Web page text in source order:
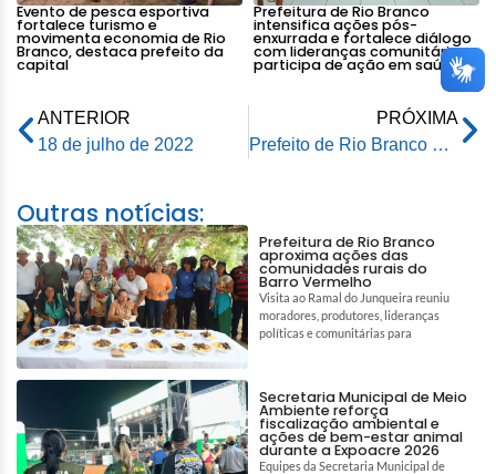
Evento de pesca esportiva
fortalece turismo e
movimenta economia de Rio
Branco, destaca prefeito da
capital
Prefeitura de Rio Branco
intensifica ações pós-
enxurrada e fortalece diálogo
com lideranças comunitárias e
participa de ação em saúde
ANTERIOR
18 de julho de 2022
PRÓXIMA
Prefeito de Rio Branco participa da IV Semana de Engenharia Civil da Ufac
Outras notícias:
Prefeitura de Rio Branco
aproxima ações das
comunidades rurais do
Barro Vermelho
Visita ao Ramal do Junqueira reuniu
moradores, produtores, lideranças
políticas e comunitárias para
Secretaria Municipal de Meio
Ambiente reforça
fiscalização ambiental e
ações de bem-estar animal
durante a Expoacre 2026
Equipes da Secretaria Municipal de